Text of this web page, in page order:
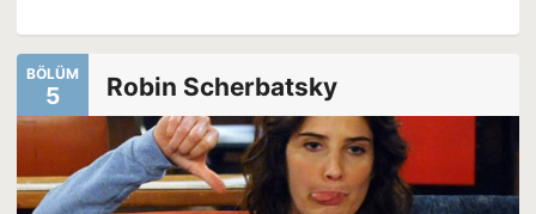
BÖLÜM
5 Robin Scherbatsky